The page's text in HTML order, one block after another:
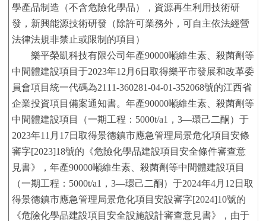
學產品制造（不含危險化學品），資源再生利用技術研
發，新興能源技術研發（除許可業務外，可自主依法經營
法律法規非禁止或限制的項目）
樂平榮凱科技有限公司 年產90000噸維生素、殺菌劑等
中間體建設項目 于2023年12月6日取得樂平市發展和改革委
員會項目統一代碼為2111-360281-04-01-352068號的江西省
企業投資項目備案通知書。年產90000噸維生素、殺菌劑等
中間體建設項目（一期工程：5000t/a1，3—環己二酮）于
2023年11月17日取得景德鎮市應急管理局景危化項目安條
審字[2023]18號的《危險化學品建設項目安全條件審查意
見書》，年產90000噸維生素、殺菌劑等中間體建設項目
（一期工程：5000t/a1，3—環己二酮）于2024年4月12日取
得景德鎮市應急管理局景危化項目安設審字[2024]10號的
《危險化學品建設項目安全設施設計審查意見書》，由于